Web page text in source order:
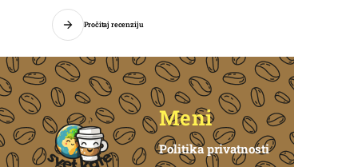
Pročitaj recenziju
Meni
Politika privatnosti